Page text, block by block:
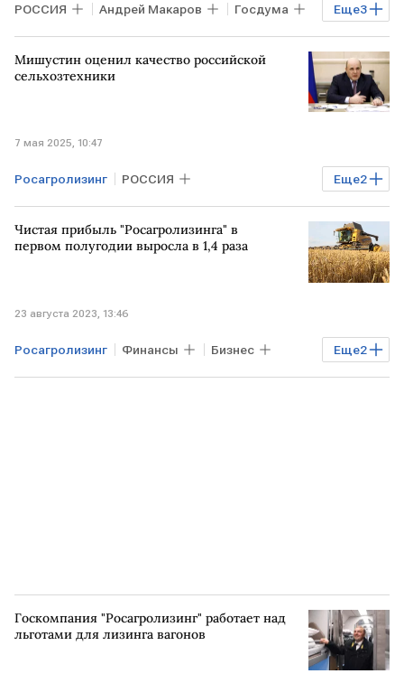
Еще3
РОССИЯ Андрей Макаров Госдума
Единая Россия ЛДПР Финансы
Мишустин оценил качество российской
сельхозтехники
7 мая 2025, 10:47
Еще2
Росагролизинг РОССИЯ
Сельское хозяйство Михаил Мишустин
Чистая прибыль "Росагролизинга" в
первом полугодии выросла в 1,4 раза
23 августа 2023, 13:46
Еще2
Росагролизинг Финансы Бизнес
РОССИЯ чистая прибыль
Госкомпания "Росагролизинг" работает над
льготами для лизинга вагонов